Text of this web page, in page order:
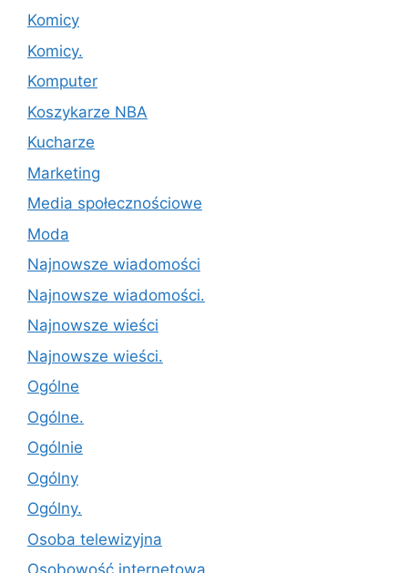
Komicy
Komicy.
Komputer
Koszykarze NBA
Kucharze
Marketing
Media społecznościowe
Moda
Najnowsze wiadomości
Najnowsze wiadomości.
Najnowsze wieści
Najnowsze wieści.
Ogólne
Ogólne.
Ogólnie
Ogólny
Ogólny.
Osoba telewizyjna